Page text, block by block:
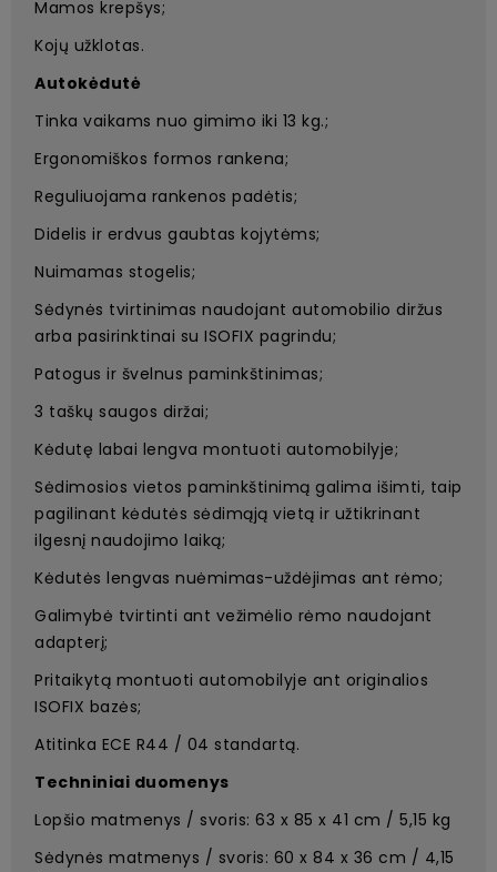
Mamos krepšys;
Kojų užklotas.
Autokėdutė
Tinka vaikams nuo gimimo iki 13 kg.;
Ergonomiškos formos rankena;
Reguliuojama rankenos padėtis;
Didelis ir erdvus gaubtas kojytėms;
Nuimamas stogelis;
Sėdynės tvirtinimas naudojant automobilio diržus
arba pasirinktinai su ISOFIX pagrindu;
Patogus ir švelnus paminkštinimas;
3 taškų saugos diržai;
Kėdutę labai lengva montuoti automobilyje;
Sėdimosios vietos paminkštinimą galima išimti, taip
pagilinant kėdutės sėdimąją vietą ir užtikrinant
ilgesnį naudojimo laiką;
Kėdutės lengvas nuėmimas-uždėjimas ant rėmo;
Galimybė tvirtinti ant vežimėlio rėmo naudojant
adapterį;
Pritaikytą montuoti automobilyje ant originalios
ISOFIX bazės;
Atitinka ECE R44 / 04 standartą.
Techniniai duomenys
Lopšio matmenys / svoris: 63 x 85 x 41 cm / 5,15 kg
Sėdynės matmenys / svoris: 60 x 84 x 36 cm / 4,15